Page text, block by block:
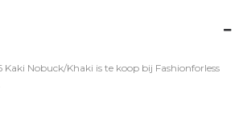
Kaki Nobuck/Khaki is te koop bij Fashionforless